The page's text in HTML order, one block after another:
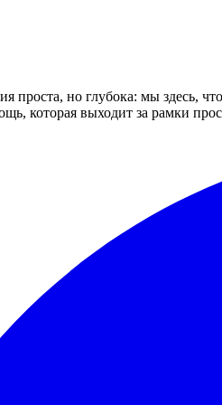
проста, но глубока: мы здесь,
которая выходит за рамки